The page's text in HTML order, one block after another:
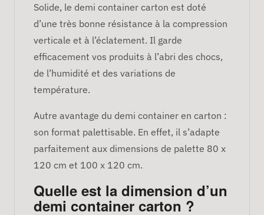
Solide, le demi container carton est doté
d’une très bonne résistance à la compression
verticale et à l’éclatement. Il garde
efficacement vos produits à l’abri des chocs,
de l’humidité et des variations de
température.
Autre avantage du demi container en carton :
son format palettisable. En effet, il s’adapte
parfaitement aux dimensions de palette 80 x
120 cm et 100 x 120 cm.
Quelle est la dimension d’un
demi container carton ?